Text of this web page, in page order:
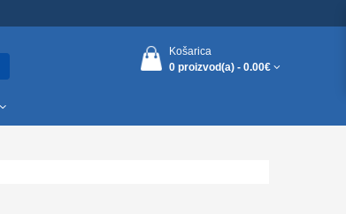
Košarica
0 proizvod(a) - 0.00€